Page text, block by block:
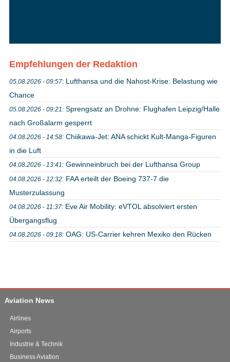
Empfehlungen der Redaktion
05.08.2026 - 09:57: Lufthansa und die Nahost-Krise: Belastung wie
Chance
05.08.2026 - 09:21: Sprengsatz an Drohne: Flughafen Leipzig/Halle
nach Großalarm gesperrt
04.08.2026 - 14:58: Chiikawa-Jet: ANA schickt Kult-Manga-Figuren
in die Luft
04.08.2026 - 13:41: Gewinneinbruch bei der Lufthansa Group
04.08.2026 - 12:32: FAA erteilt der Boeing 737-7 die
Musterzulassung
04.08.2026 - 11:37: Eve Air Mobility: eVTOL absolviert ersten
Übergangsflug
04.08.2026 - 09:18: OAG: US-Carrier kehren Mexiko den Rücken
Aviation News
Airlines
Airports
Industrie & Technik
Business Aviation